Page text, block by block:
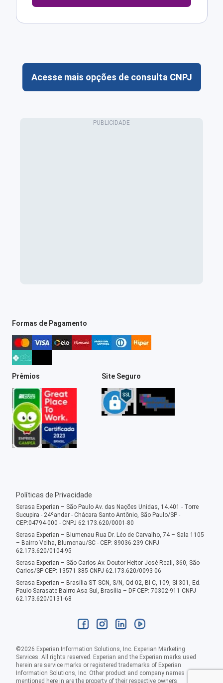
Acesse mais opções de consulta CNPJ
Formas de Pagamento
Prêmios Site Seguro
Políticas de Privacidade
Serasa Experian – São Paulo Av. das Nações Unidas, 14.401 - Torre
Sucupira - 24ºandar - Chácara Santo Antônio, São Paulo/SP -
CEP:04794-000 - CNPJ 62.173.620/0001-80
Serasa Experian – Blumenau Rua Dr. Léo de Carvalho, 74 – Sala 1105
– Bairro Velha, Blumenau/SC - CEP: 89036-239 CNPJ
62.173.620/0104-95
Serasa Experian – São Carlos Av. Doutor Heitor José Reali, 360, São
Carlos/SP CEP: 13571-385 CNPJ 62.173.620/0093-06
Serasa Experian – Brasília ST SCN, S/N, Qd 02, Bl C, 109, Sl 301, Ed.
Paulo Sarasate Bairro Asa Sul, Brasília – DF CEP: 70302-911 CNPJ
62.173.620/0131-68
©2026 Experian Information Solutions, Inc. Experian Marketing
Services. All rights reserved. Experian and the Experian marks used
herein are service marks or registered trademarks of Experian
Information Solutions, Inc. Other product and company names
mentioned here in are the property of their respective owners.